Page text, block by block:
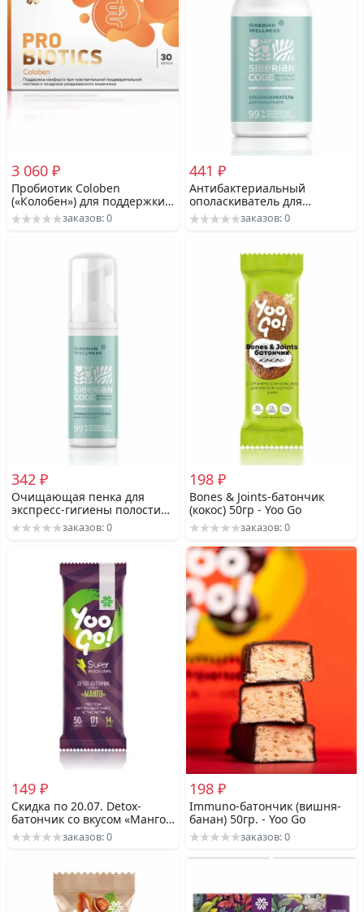
3 060 ₽
Пробиотик Coloben
(«Колобен») для поддержки
комфорта при
чувствительной
заказов: 0
441 ₽
Антибактериальный
ополаскиватель для
комплексного ухода и
свежести дыхания 250мл. -
заказов: 0
342 ₽
Очищающая пенка для
экспресс-гигиены полости
рта и свежести дыхания
50мл - Siberian Code
заказов: 0
198 ₽
Bones & Joints-батончик
(кокос) 50гр - Yoo Gо
заказов: 0
149 ₽
Скидка по 20.07. Detox-
батончик со вкусом «Манго»
50гр. - Yoo Gозаказов: 0
198 ₽
Immuno-батончик (вишня-
банан) 50гр. - Yoo Gо
заказов: 0